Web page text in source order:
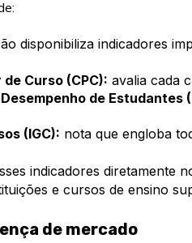
disponibiliza indicadores
Curso (CPC): avalia cada
de Estudantes
(IGC): nota que engloba
indicadores diretamente
e cursos de ensino
de mercado